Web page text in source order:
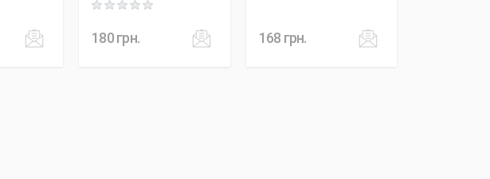
Rating: 0 out of 5
180грн. 168 грн.